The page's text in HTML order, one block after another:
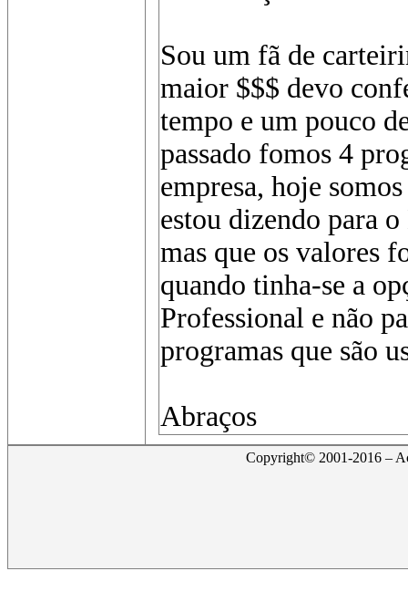
Sou um fã de
maior $$$ devo
tempo e um pouco
passado fomos 4
empresa, hoje
estou dizendo para
mas que os valores
quando tinha-se a
Professional e não
programas que são
Abraços
Copyright© 2001-2016 –